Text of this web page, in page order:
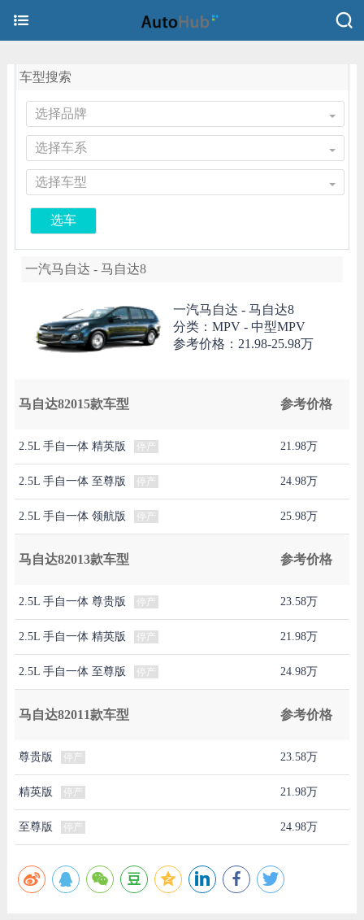
车型搜索
选择品牌
选择车系
选择车型
选车
一汽马自达 - 马自达8
一汽马自达 - 马自达8
分类：MPV - 中型MPV
参考价格： 21.98-25.98万
马自达82015款车型 参考价格
2.5L 手自一体 精英版 停产 21.98万
2.5L 手自一体 至尊版 停产 24.98万
2.5L 手自一体 领航版 停产 25.98万
马自达82013款车型 参考价格
2.5L 手自一体 尊贵版 停产 23.58万
2.5L 手自一体 精英版 停产 21.98万
2.5L 手自一体 至尊版 停产 24.98万
马自达82011款车型 参考价格
尊贵版 停产 23.58万
精英版 停产 21.98万
至尊版 停产 24.98万